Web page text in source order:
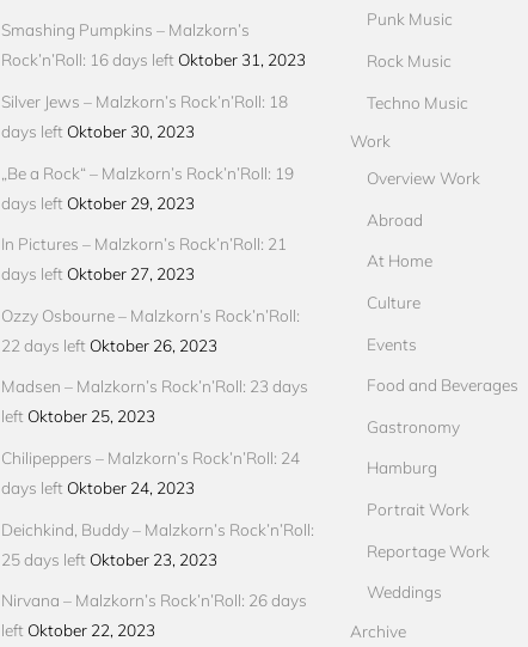
Smashing Pumpkins – Malzkorn’s
Rock’n’Roll: 16 days left Oktober 31, 2023
Silver Jews – Malzkorn’s Rock’n’Roll: 18
days left Oktober 30, 2023
„Be a Rock“ – Malzkorn’s Rock’n’Roll: 19
days left Oktober 29, 2023
In Pictures – Malzkorn’s Rock’n’Roll: 21
days left Oktober 27, 2023
Ozzy Osbourne – Malzkorn’s Rock’n’Roll:
22 days left Oktober 26, 2023
Madsen – Malzkorn’s Rock’n’Roll: 23 days
left Oktober 25, 2023
Chilipeppers – Malzkorn’s Rock’n’Roll: 24
days left Oktober 24, 2023
Deichkind, Buddy – Malzkorn’s Rock’n’Roll:
25 days left Oktober 23, 2023
Nirvana – Malzkorn’s Rock’n’Roll: 26 days
left Oktober 22, 2023
Punk Music
Rock Music
Techno Music
Work
Overview Work
Abroad
At Home
Culture
Events
Food and Beverages
Gastronomy
Hamburg
Portrait Work
Reportage Work
Weddings
Archive